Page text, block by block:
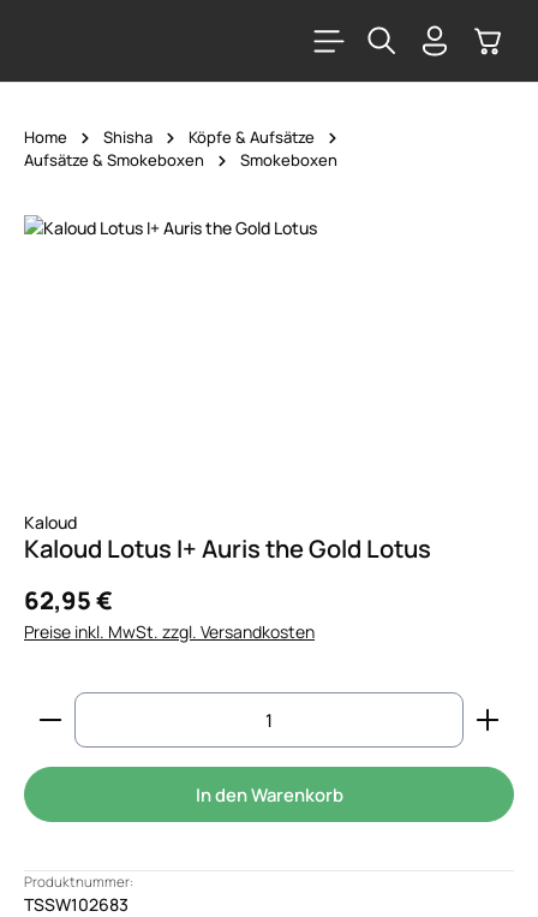
Home Shisha
Köpfe & Aufsätze
Aufsätze & Smokeboxen
Smokeboxen
Bildergalerie überspringen
Kaloud
Kaloud Lotus I+ Auris the Gold Lotus
62,95 €
Preise inkl. MwSt. zzgl. Versandkosten
Produkt Anzahl: Gib den gewünschten Wert
In den Warenkorb
Produktnummer:
TSSW102683